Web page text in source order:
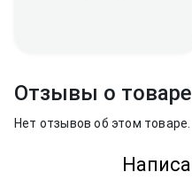
Отзывы о товаре
Нет отзывов об этом товаре.